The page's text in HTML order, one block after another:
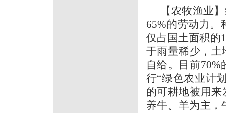
【农牧渔业
65%的劳动力。
仅占国土面积的
于雨量稀少，土
自给。目前
行“绿色农业计
的可耕地被用
养牛、羊为主，